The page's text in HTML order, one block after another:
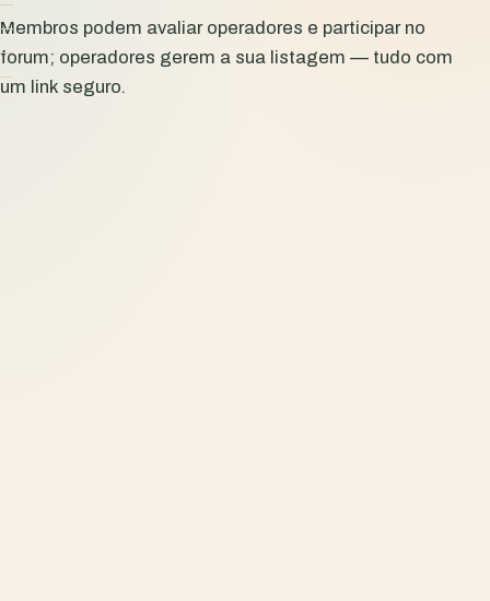
Membros podem avaliar operadores e participar no
forum; operadores gerem a sua listagem — tudo com
um link seguro.